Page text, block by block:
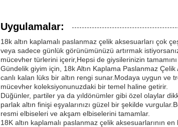
Uygulamalar:
18k altın kaplamalı paslanmaz çelik aksesuarları çok
veya sadece günlük görünümünüzü artırmak
mücevher türlerini içerir,Hepsi de giysilerinizin
Gündelik giyim için, 18k Altın Kaplama Paslanmaz
canlı kalan lüks bir altın rengi sunar.Modaya uygun ve
mücevher koleksiyonunuzdaki bir temel haline getirir.
Düğünler, partiler ya da yıldönümler gibi özel olaylar
parlak altın finişi eşyalarınızı güzel bir şekilde
resmi elbiseleri ve akşam elbiselerini tamamlar.
18K altın kaplamalı paslanmaz çelik aksesuarlarının